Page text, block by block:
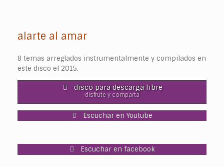
alarte al amar
8 temas arreglados instrumentalmente y compilados en
este disco el 2015.
disco para descarga libre
disfrute y comparta
Escuchar en Youtube
Escuchar en facebook